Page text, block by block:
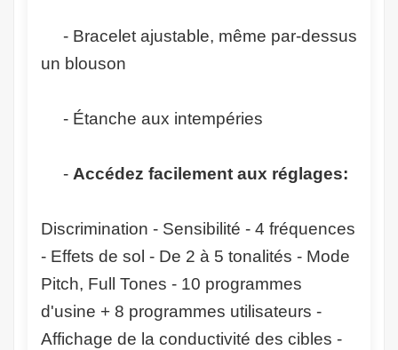
- Bracelet ajustable, même par-dessus
un blouson
- Étanche aux intempéries
- Accédez facilement aux réglages:
Discrimination - Sensibilité - 4 fréquences
- Effets de sol - De 2 à 5 tonalités - Mode
Pitch, Full Tones - 10 programmes
d'usine + 8 programmes utilisateurs -
Affichage de la conductivité des cibles -